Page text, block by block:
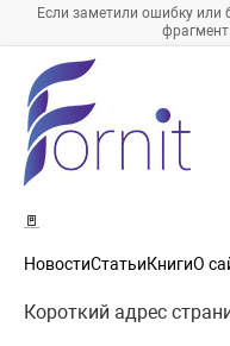
Если заметили ошибку или
🚪
НовостиСтатьиКнигиО
Короткий адрес